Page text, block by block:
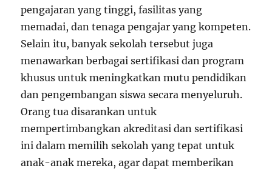
pengajaran yang tinggi, fasilitas yang
memadai, dan tenaga pengajar yang kompeten.
Selain itu, banyak sekolah tersebut juga
menawarkan berbagai sertifikasi dan program
khusus untuk meningkatkan mutu pendidikan
dan pengembangan siswa secara menyeluruh.
Orang tua disarankan untuk
mempertimbangkan akreditasi dan sertifikasi
ini dalam memilih sekolah yang tepat untuk
anak-anak mereka, agar dapat memberikan